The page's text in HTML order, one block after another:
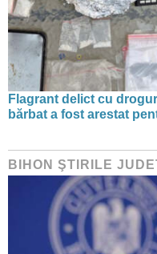
Flagrant delict cu
bărbat a fost arestat
BIHON ŞTIRILE